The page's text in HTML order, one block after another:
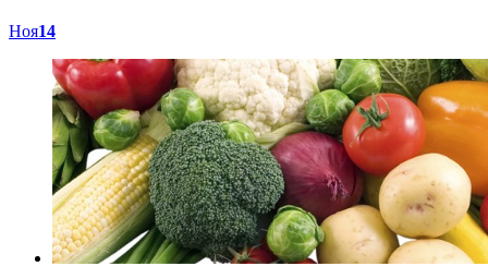
Ноя14